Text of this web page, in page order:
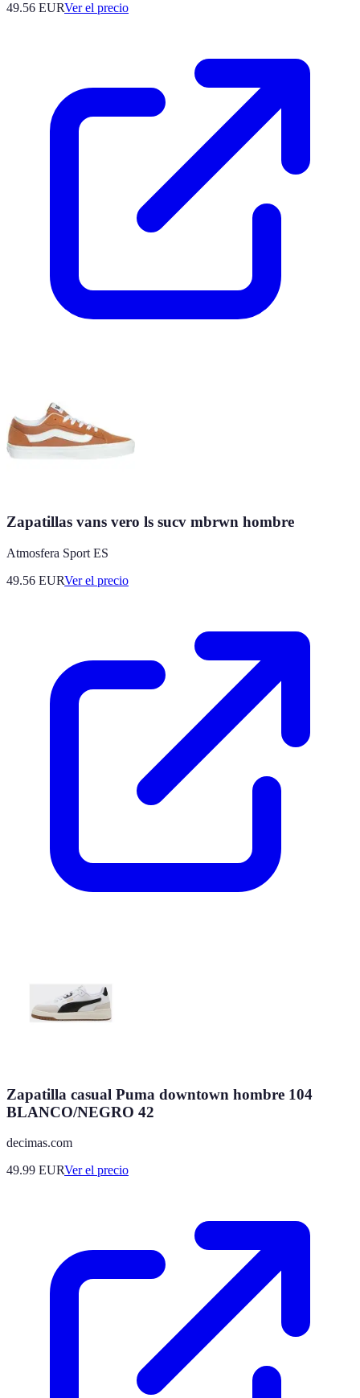
49.56 EURVer el precio
Zapatillas vans vero ls sucv mbrwn hombre
Atmosfera Sport ES
49.56 EURVer el precio
Zapatilla casual Puma downtown hombre 104
BLANCO/NEGRO 42
decimas.com
49.99 EURVer el precio